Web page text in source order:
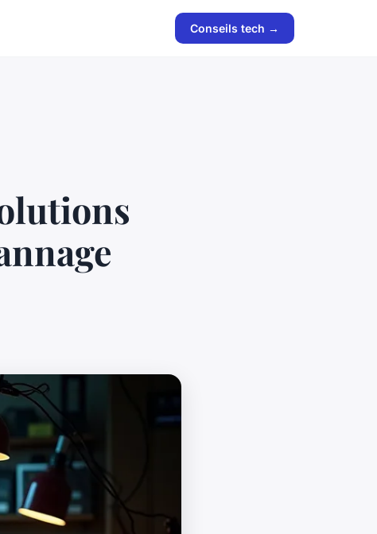
Conseils tech →